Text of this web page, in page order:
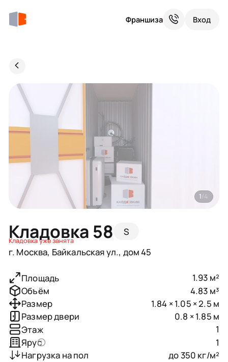
Франшиза Вход
Кладовка 58 S
Кладовка уже занята
г. Москва, Байкальская ул., дом 45
1/4
Площадь
1.93 м²
Объём
4.83 м³
Размер
1.84 × 1.05 × 2.5 м
Размер двери
0.8 × 1.85 м
Этаж
1
Ярус
1
Нагрузка на пол
до 350 кг/м²